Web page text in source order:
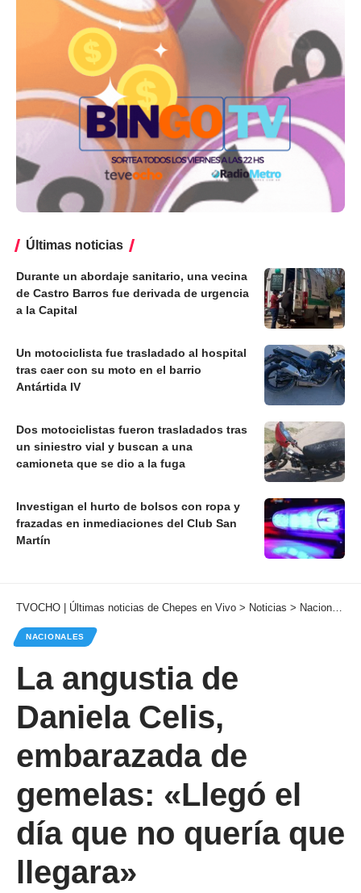
Últimas noticias
Durante un abordaje sanitario, una vecina
de Castro Barros fue derivada de urgencia
a la Capital
Un motociclista fue trasladado al hospital
tras caer con su moto en el barrio
Antártida IV
Dos motociclistas fueron trasladados tras
un siniestro vial y buscan a una
camioneta que se dio a la fuga
Investigan el hurto de bolsos con ropa y
frazadas en inmediaciones del Club San
Martín
TVOCHO | Últimas noticias de Chepes en Vivo > Noticias > Nacionales
NACIONALES
La angustia de
Daniela Celis,
embarazada de
gemelas: «Llegó el
día que no quería que
llegara»